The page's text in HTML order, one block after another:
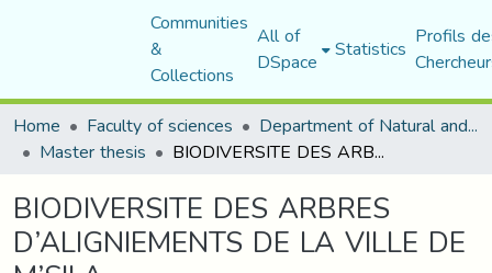
Communities
&
Collections
All of
DSpace Statistics Profils
Home
Faculty of sciences Department of Natural and Life Sciences
Master thesis BIODIVERSITE DES ARBRES D’ALIGNIEMENTS DE LA VILLE DE M’SILA
BIODIVERSITE DES ARBRES
D’ALIGNIEMENTS DE LA VILLE DE